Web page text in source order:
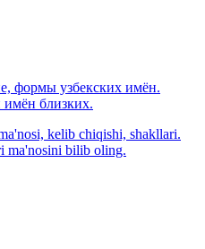
формы узбекских имён.
имён близких.
kelib chiqishi, shakllari.
ma'nosini bilib oling.